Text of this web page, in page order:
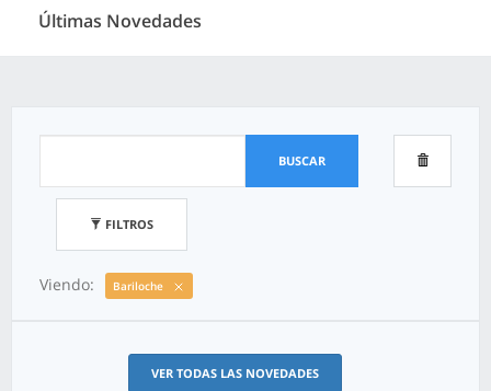
Últimas Novedades
BUSCAR
FILTROS
Viendo: Bariloche
VER TODAS LAS NOVEDADES